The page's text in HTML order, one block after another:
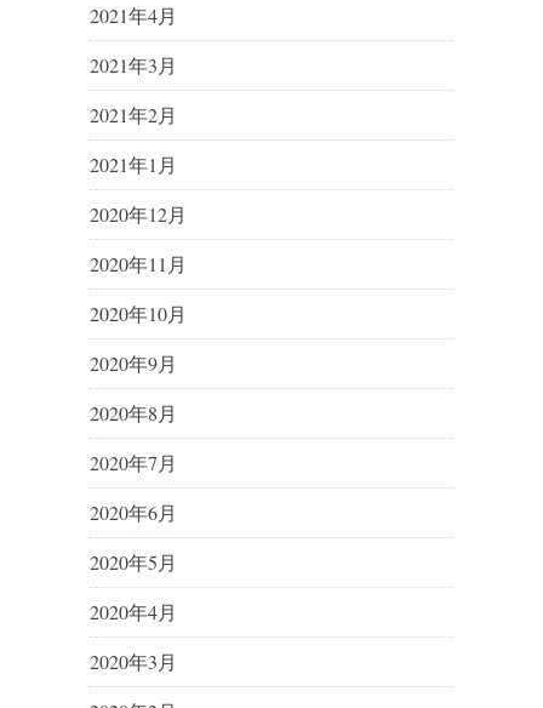
2021年4月
2021年3月
2021年2月
2021年1月
2020年12月
2020年11月
2020年10月
2020年9月
2020年8月
2020年7月
2020年6月
2020年5月
2020年4月
2020年3月